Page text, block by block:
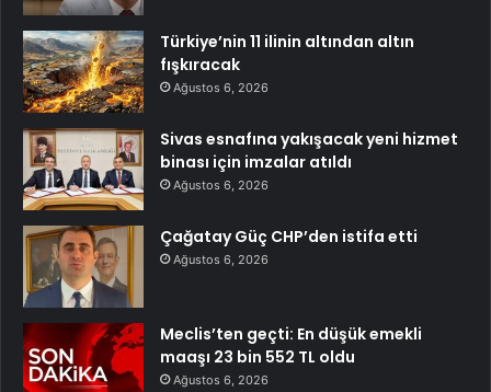
Türkiye’nin 11 ilinin altından altın
fışkıracak
Ağustos 6, 2026
Sivas esnafına yakışacak yeni hizmet
binası için imzalar atıldı
Ağustos 6, 2026
Çağatay Güç CHP’den istifa etti
Ağustos 6, 2026
Meclis’ten geçti: En düşük emekli
maaşı 23 bin 552 TL oldu
Ağustos 6, 2026